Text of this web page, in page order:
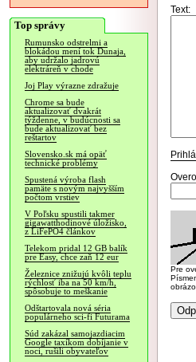
Top správy
Rumunsko odstrelmi a
blokádou mení tok Dunaja,
aby udržalo jadrovú
elektráreň v chode
Joj Play výrazne zdražuje
Chrome sa bude
aktualizovať dvakrát
týždenne, v budúcnosti sa
bude aktualizovať bez
reštartov
Slovensko.sk má opäť
technické problémy
Spustená výroba flash
pamäte s novým najvyšším
počtom vrstiev
V Poľsku spustili takmer
gigawatthodinové úložisko,
z LiFePO4 článkov
Telekom pridal 12 GB balík
pre Easy, chce zaň 12 eur
Železnice znižujú kvôli teplu
rýchlosť iba na 50 km/h,
spôsobuje to meškanie
Odštartovala nová séria
populárneho sci-fi Futurama
Súd zakázal samojazdiacim
Google taxíkom dobíjanie v
noci, rušili obyvateľov
Text:
Pre